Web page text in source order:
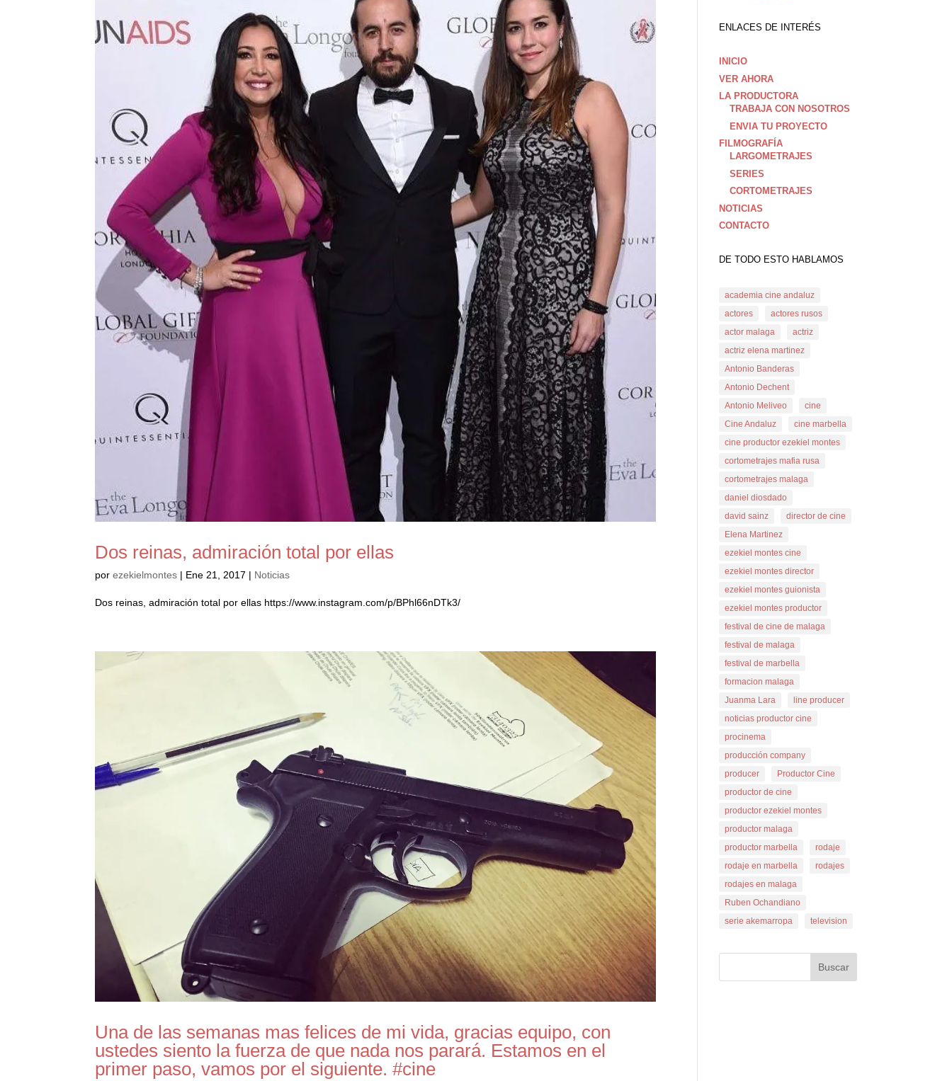
Dos reinas, admiración total por ellas
porezekielmontes | Ene 21, 2017 | Noticias
Dos reinas, admiración total por ellas https://www.instagram.com/p/BPhl66nDTk3/
Una de las semanas mas felices de mi vida, gracias equipo, con
ustedes siento la fuerza de que nada nos parará. Estamos en el
primer paso, vamos por el siguiente. #cine
ENLACES DE INTERÉS
INICIO
VER AHORA
LA PRODUCTORA
TRABAJA CON NOSOTROS
ENVIA TU PROYECTO
FILMOGRAFÍA
LARGOMETRAJES
SERIES
CORTOMETRAJES
NOTICIAS
CONTACTO
DE TODO ESTO HABLAMOS
academia cine andaluz
actores
actores rusos
actor malaga
actriz
actriz elena martinez
Antonio Banderas
Antonio Dechent
Antonio Meliveo
cine
Cine Andaluz
cine marbella
cine productor ezekiel montes
cortometrajes mafia rusa
cortometrajes malaga
daniel diosdado
david sainz
director de cine
Elena Martinez
ezekiel montes cine
ezekiel montes director
ezekiel montes guionista
ezekiel montes productor
festival de cine de malaga
festival de malaga
festival de marbella
formacion malaga
Juanma Lara
line producer
noticias productor cine
procinema
producción company
producer
Productor Cine
productor de cine
productor ezekiel montes
productor malaga
productor marbella
rodaje
rodaje en marbella
rodajes
rodajes en malaga
Ruben Ochandiano
serie akemarropa
television
Buscar